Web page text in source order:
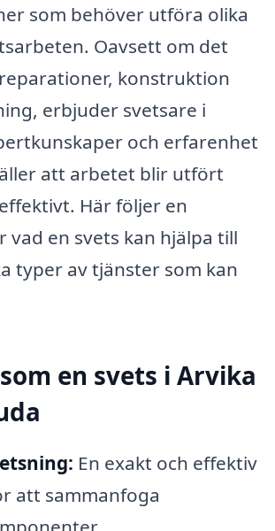
som behöver utföra olika
Oavsett om det
konstruktion
erbjuder svetsare i
och erfarenhet
att arbetet blir utfört
Här följer en
vad en svets kan hjälpa till
typer av tjänster som kan
en svets i Arvika
En exakt och effektiv
att sammanfoga